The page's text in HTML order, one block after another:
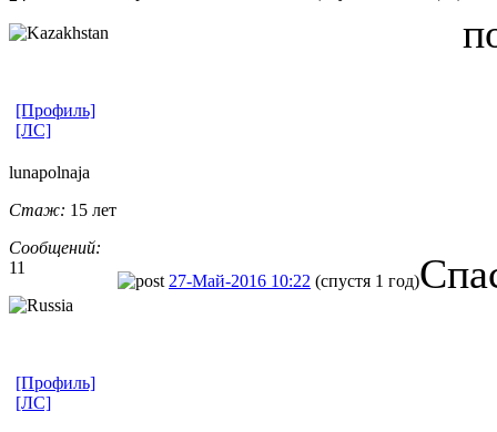
[Профиль]
[ЛС]
lunapolnaja
Стаж: 15 лет
Сообщений:
11
27-Май-2016 10:22 (спустя 1 год)
[Профиль]
[ЛС]